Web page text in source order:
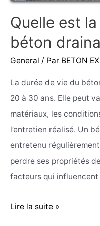
Quelle est
béton
General / Par BETON
La durée de vie du
20 à 30 ans. Elle peut
matériaux, les
l’entretien réalisé. Un
entretenu
perdre ses propriétés
facteurs qui
Quelle
Lire la suite »